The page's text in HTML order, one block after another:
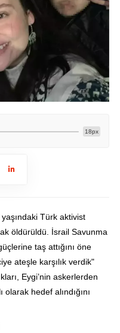
18px
yaşındaki Türk aktivist
öldürüldü. İsrail Savunma
taş attığını öne
ateşle karşılık verdik"
Eygi’nin askerlerden
hedef alındığını